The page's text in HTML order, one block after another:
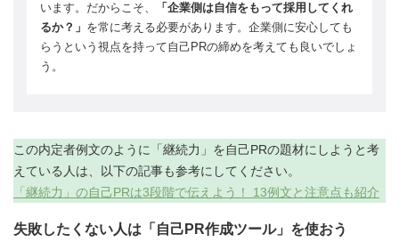
います。だからこそ、
「企業側は自信をもって採用してくれ
るか？」 を常に考える必要があります。企業側に安心しても
らうという視点を持って自己PRの締めを考えても良いでしょ
う。
この内定者例文のように「継続力」を自己PRの題材にしようと考
えている人は、以下の記事も参考にしてください。
「継続力」の自己PRは3段階で伝えよう！ 13例文と注意点も紹介
失敗したくない人は「自己PR作成ツール」を使おう